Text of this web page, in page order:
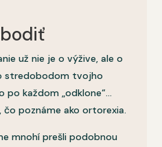
už nie je o výžive, ale o
stredobodom tvojho
po každom „odklone“…
poznáme ako ortorexia.
mnohí prešli podobnou